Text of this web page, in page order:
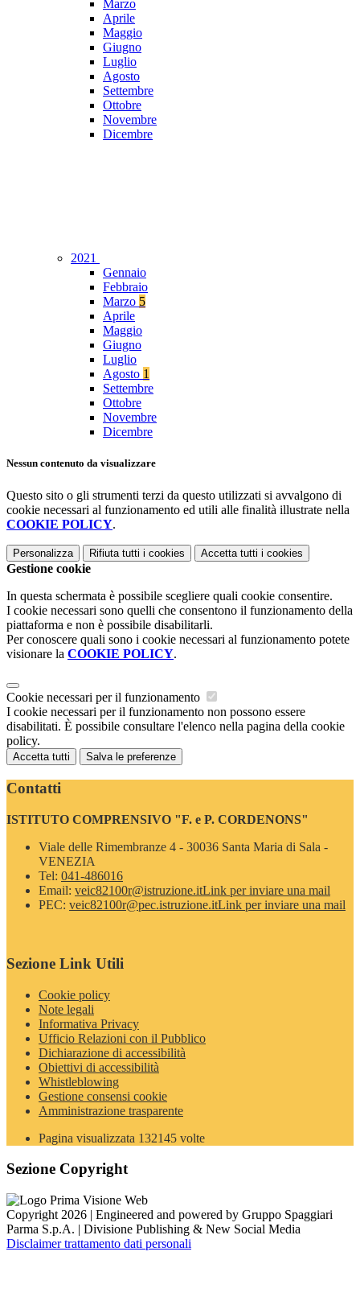
Marzo
Aprile
Maggio
Giugno
Luglio
Agosto
Settembre
Ottobre
Novembre
Dicembre
2021
Gennaio
Febbraio
Marzo 5
Aprile
Maggio
Giugno
Luglio
Agosto 1
Settembre
Ottobre
Novembre
Dicembre
Nessun contenuto da visualizzare
Questo sito o gli strumenti terzi da questo utilizzati si avvalgono di
cookie necessari al funzionamento ed utili alle finalità illustrate nella
COOKIE POLICY.
Personalizza Rifiuta tutti i cookies Accetta tutti i cookies
Gestione cookie
In questa schermata è possibile scegliere quali cookie consentire.
I cookie necessari sono quelli che consentono il funzionamento della
piattaforma e non è possibile disabilitarli.
Per conoscere quali sono i cookie necessari al funzionamento potete
visionare la COOKIE POLICY.
Cookie necessari per il funzionamento
I cookie necessari per il funzionamento non possono essere
disabilitati. È possibile consultare l'elenco nella pagina della cookie
policy.
Accetta tutti Salva le preferenze
Contatti
ISTITUTO COMPRENSIVO "F. e P. CORDENONS"
Viale delle Rimembranze 4 - 30036 Santa Maria di Sala -
VENEZIA
Tel: 041-486016
Email: veic82100r@istruzione.itLink per inviare una mail
PEC: veic82100r@pec.istruzione.itLink per inviare una mail
Sezione Link Utili
Cookie policy
Note legali
Informativa Privacy
Ufficio Relazioni con il Pubblico
Dichiarazione di accessibilità
Obiettivi di accessibilità
Whistleblowing
Gestione consensi cookie
Amministrazione trasparente
Pagina visualizzata 132145 volte
Sezione Copyright
Copyright 2026 | Engineered and powered by Gruppo Spaggiari
Parma S.p.A. | Divisione Publishing & New Social Media
Disclaimer trattamento dati personali